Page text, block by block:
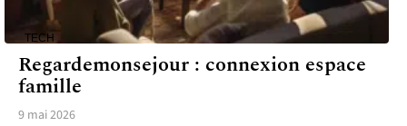
TECH
Regardemonsejour : connexion espace
famille
9 mai 2026